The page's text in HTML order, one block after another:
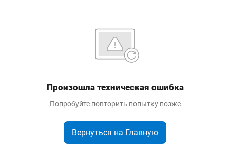
Произошла техническая ошибка
Попробуйте повторить попытку позже
Вернуться на Главную